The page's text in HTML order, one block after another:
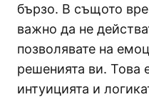
бързо. В същото
важно да не
позволявате на
решенията ви. Това
интуицията и